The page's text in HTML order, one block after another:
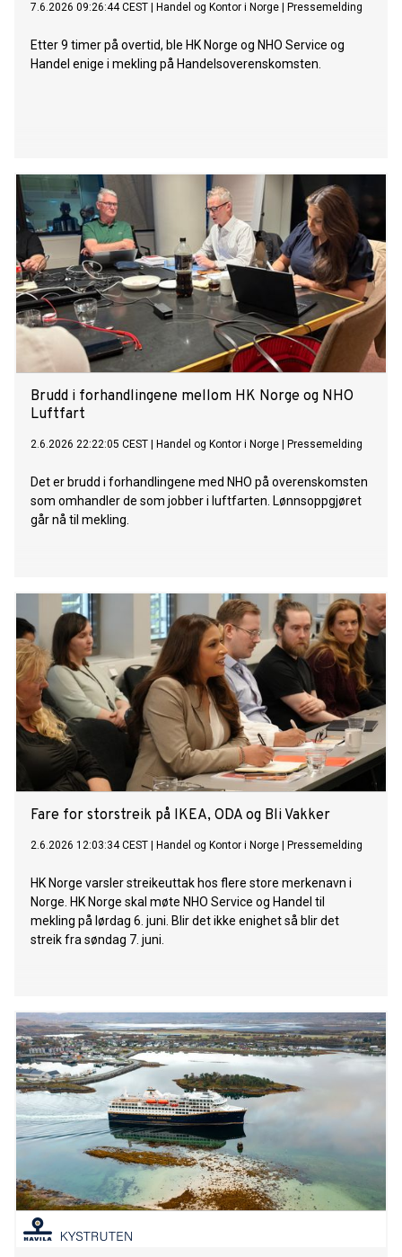
7.6.2026 09:26:44 CEST Handel og Kontor i Norge Pressemelding
Etter 9 timer på overtid, ble HK Norge og NHO Service og
Handel enige i mekling på Handelsoverenskomsten.
Brudd i forhandlingene mellom HK Norge og NHO
Luftfart
2.6.2026 22:22:05 CEST Handel og Kontor i Norge Pressemelding
Det er brudd i forhandlingene med NHO på overenskomsten
som omhandler de som jobber i luftfarten. Lønnsoppgjøret
går nå til mekling.
Fare for storstreik på IKEA, ODA og Bli Vakker
2.6.2026 12:03:34 CEST Handel og Kontor i Norge Pressemelding
HK Norge varsler streikeuttak hos flere store merkenavn i
Norge. HK Norge skal møte NHO Service og Handel til
mekling på lørdag 6. juni. Blir det ikke enighet så blir det
streik fra søndag 7. juni.